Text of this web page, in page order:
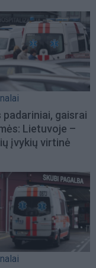
padariniai, gaisrai
Lietuvoje –
įvykių virtinė